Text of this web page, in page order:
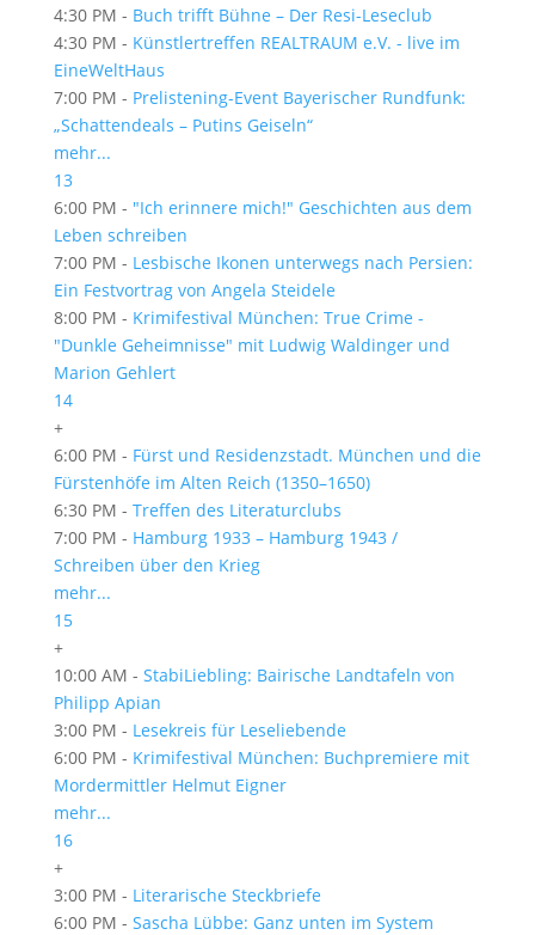
4:30 PM - Buch trifft Bühne – Der Resi-Leseclub
4:30 PM - Künstlertreffen REALTRAUM e.V. - live im
EineWeltHaus
7:00 PM - Prelistening-Event Bayerischer Rundfunk:
„Schattendeals – Putins Geiseln“
mehr...
13
6:00 PM - "Ich erinnere mich!" Geschichten aus dem
Leben schreiben
7:00 PM - Lesbische Ikonen unterwegs nach Persien:
Ein Festvortrag von Angela Steidele
8:00 PM - Krimifestival München: True Crime -
"Dunkle Geheimnisse" mit Ludwig Waldinger und
Marion Gehlert
14
+
6:00 PM - Fürst und Residenzstadt. München und die
Fürstenhöfe im Alten Reich (1350–1650)
6:30 PM - Treffen des Literaturclubs
7:00 PM - Hamburg 1933 – Hamburg 1943 /
Schreiben über den Krieg
mehr...
15
+
10:00 AM - StabiLiebling: Bairische Landtafeln von
Philipp Apian
3:00 PM - Lesekreis für Leseliebende
6:00 PM - Krimifestival München: Buchpremiere mit
Mordermittler Helmut Eigner
mehr...
16
+
3:00 PM - Literarische Steckbriefe
6:00 PM - Sascha Lübbe: Ganz unten im System